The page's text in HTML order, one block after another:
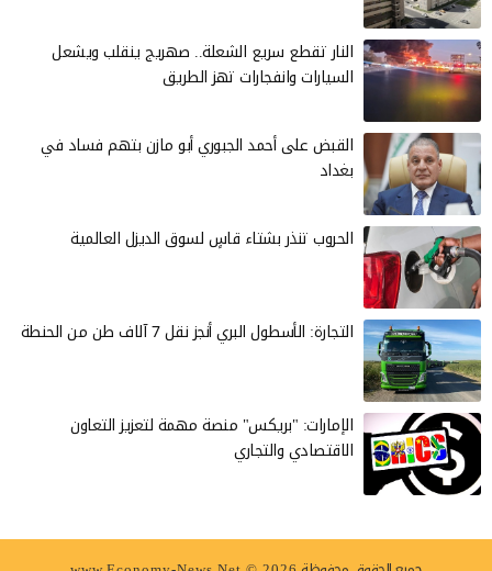
النار تقطع سريع الشعلة.. صهريج ينقلب ويشعل
السيارات وانفجارات تهز الطريق
القبض على أحمد الجبوري أبو مازن بتهم فساد في
بغداد
الحروب تنذر بشتاء قاسٍ لسوق الديزل العالمية
التجارة: الأسطول البري أنجز نقل 7 آلاف طن من الحنطة
الإمارات: "بريكس" منصة مهمة لتعزيز التعاون
الاقتصادي والتجاري